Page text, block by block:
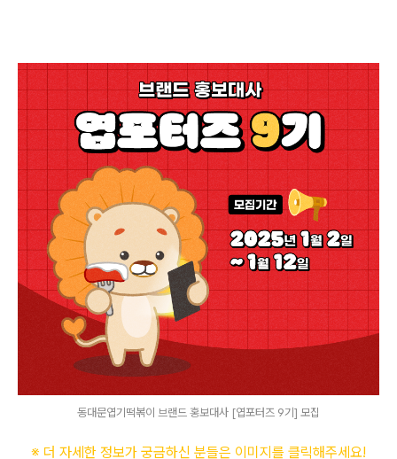
동대문엽기떡볶이 브랜드 홍보대사 [엽포터즈 9기] 모집
※ 더 자세한 정보가 궁금하신 분들은 이미지를 클릭해주세요!